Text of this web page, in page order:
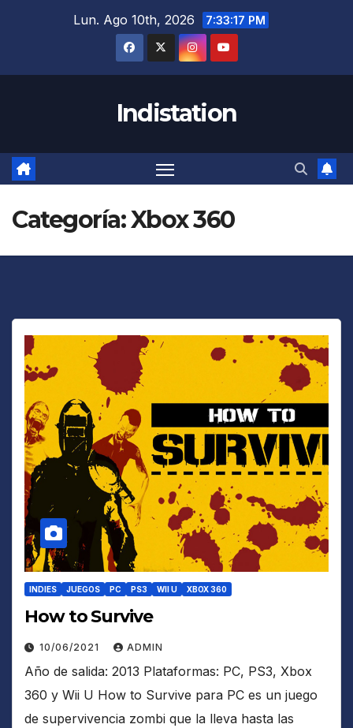
Lun. Ago 10th, 2026 7:33:19 PM
Indistation
Categoría:Xbox 360
INDIES JUEGOS PC PS3 WII U XBOX 360
How to Survive
10/06/2021 ADMIN
Año de salida: 2013 Plataformas: PC, PS3, Xbox
360 y Wii U How to Survive para PC es un juego
de supervivencia zombi que la lleva hasta las